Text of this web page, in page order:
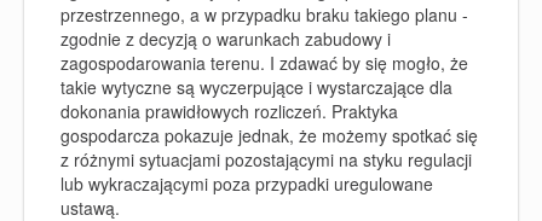
przestrzennego, a w przypadku braku takiego planu -
zgodnie z decyzją o warunkach zabudowy i
zagospodarowania terenu. I zdawać by się mogło, że
takie wytyczne są wyczerpujące i wystarczające dla
dokonania prawidłowych rozliczeń. Praktyka
gospodarcza pokazuje jednak, że możemy spotkać się
z różnymi sytuacjami pozostającymi na styku regulacji
lub wykraczającymi poza przypadki uregulowane
ustawą.